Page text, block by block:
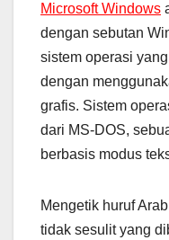
Microsoft Windows
dengan sebutan
sistem operasi
dengan
grafis. Sistem
dari MS-DOS,
berbasis modus
Mengetik huruf
tidak sesulit yang